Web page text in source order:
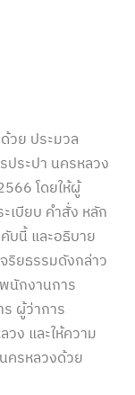
วย ประมวล
ระปา นครหลวง
โดยให้ผู้
เบียบ คำสั่ง หลัก
บนี้ และอธิบาย
ริยธรรมดังกล่าว
นักงานการ
ผู้ว่าการ
ง และให้ความ
ครหลวงด้วย